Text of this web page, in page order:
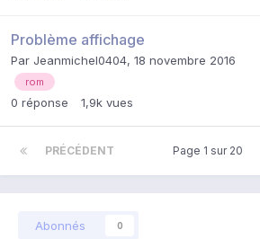
Problème affichage
Par Jeanmichel0404, 18 novembre 2016
rom
0 réponse 1,9k vues
PRÉCÉDENT Page 1 sur 20
Abonnés 0